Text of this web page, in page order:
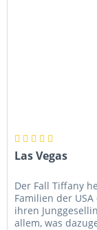
Las Vegas
Der Fall Tiffany
Familien der
ihren
allem, was